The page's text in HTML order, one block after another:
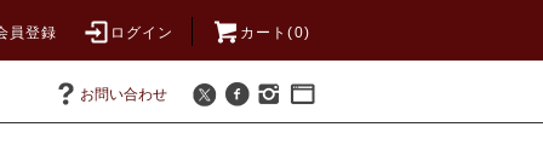
員登録 ログイン カート(0)
お問い合わせ